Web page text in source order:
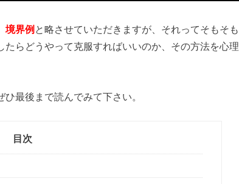
境界例 と略させていただきますが、それってそもそも
らどうやって克服すればいいのか、その方法を心理
最後まで読んでみて下さい。
目次